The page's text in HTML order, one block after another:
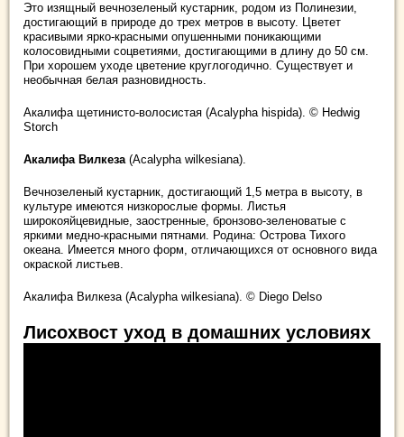
Это изящный вечнозеленый кустарник, родом из Полинезии,
достигающий в природе до трех метров в высоту. Цветет
красивыми ярко-красными опушенными поникающими
колосовидными соцветиями, достигающими в длину до 50 см.
При хорошем уходе цветение круглогодично. Существует и
необычная белая разновидность.
Акалифа щетинисто-волосистая (Acalypha hispida). © Hedwig
Storch
Акалифа Вилкеза(Acalypha wilkesiana).
Вечнозеленый кустарник, достигающий 1,5 метра в высоту, в
культуре имеются низкорослые формы. Листья
широкояйцевидные, заостренные, бронзово-зеленоватые с
яркими медно-красными пятнами. Родина: Острова Тихого
океана. Имеется много форм, отличающихся от основного вида
окраской листьев.
Акалифа Вилкеза (Acalypha wilkesiana). © Diego Delso
Лисохвост уход в домашних условиях